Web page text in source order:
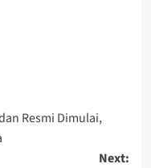
Resmi Dimulai,
Next: